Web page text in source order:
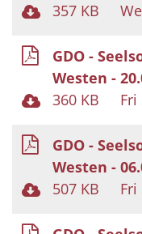
357 KB
GDO -
Westen -
360 KB
Fri
GDO -
Westen -
507 KB
Fri